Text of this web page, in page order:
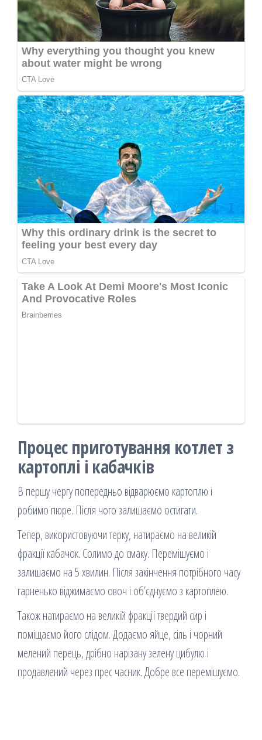
Процес приготування котлет з
картоплі і кабачків
В першу чергу попередньо відварюємо картоплю і
робимо пюре. Після чого залишаємо остигати.
Тепер, використовуючи терку, натираємо на великій
фракції кабачок. Солимо до смаку. Перемішуємо і
залишаємо на 5 хвилин. Після закінчення потрібного часу
гарненько віджимаємо овоч і об’єднуємо з картоплею.
Також натираємо на великій фракції твердий сир і
поміщаємо його слідом. Додаємо яйце, сіль і чорний
мелений перець, дрібно нарізану зелену цибулю і
продавлений через прес часник. Добре все перемішуємо.